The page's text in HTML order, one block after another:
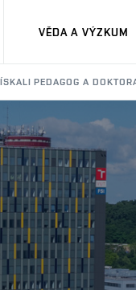
VĚDA A VÝZKUM
PEDAGOG A